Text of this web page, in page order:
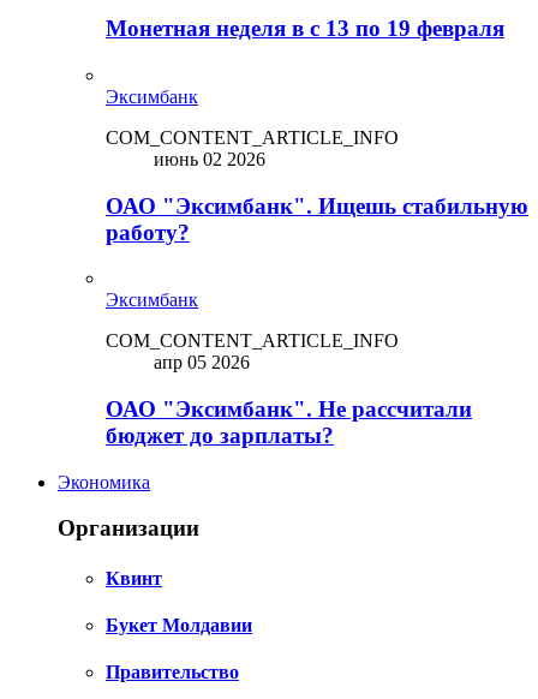
Монетная неделя в с 13 по 19 февраля
Эксимбанк
COM_CONTENT_ARTICLE_INFO
июнь 02 2026
ОАО "Эксимбанк". Ищешь стабильную
работу?
Эксимбанк
COM_CONTENT_ARTICLE_INFO
апр 05 2026
ОАО "Эксимбанк". Не рассчитали
бюджет до зарплаты?
Экономика
Организации
Квинт
Букет Молдавии
Правительство